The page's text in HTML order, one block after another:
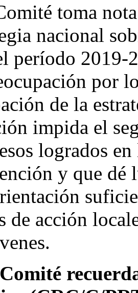
toma
nacional
período 2019-
por
de la
impida el
logrados
y que dé
de acción